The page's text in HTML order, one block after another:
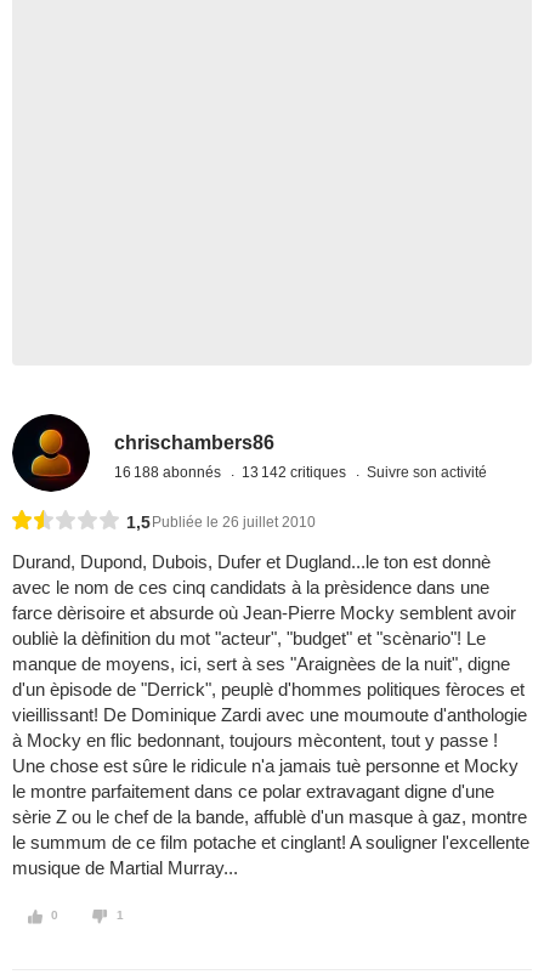
chrischambers86
16 188 abonnés 13 142 critiques Suivre son activité
1,5 Publiée le 26 juillet 2010
Durand, Dupond, Dubois, Dufer et Dugland...le ton est donnè
avec le nom de ces cinq candidats à la prèsidence dans une
farce dèrisoire et absurde où Jean-Pierre Mocky semblent avoir
oubliè la dèfinition du mot "acteur", "budget" et "scènario"! Le
manque de moyens, ici, sert à ses "Araignèes de la nuit", digne
d'un èpisode de "Derrick", peuplè d'hommes politiques fèroces et
vieillissant! De Dominique Zardi avec une moumoute d'anthologie
à Mocky en flic bedonnant, toujours mècontent, tout y passe !
Une chose est sûre le ridicule n'a jamais tuè personne et Mocky
le montre parfaitement dans ce polar extravagant digne d'une
sèrie Z ou le chef de la bande, affublè d'un masque à gaz, montre
le summum de ce film potache et cinglant! A souligner l'excellente
musique de Martial Murray...
0 1